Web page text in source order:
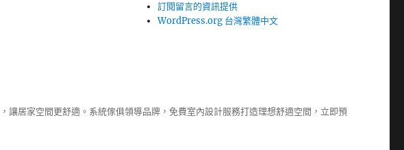
訂閱留言的資訊提供
WordPress.org 台灣繁體中文
讓居家空間更舒適。 系統傢俱領導品牌，免費室內設計服務打造理想舒適空間，立即預